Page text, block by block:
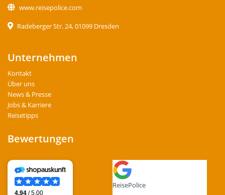
www.reisepolice.com
Radeberger Str. 24, 01099 Dresden
Unternehmen
Kontakt
Über uns
News & Presse
Jobs & Karriere
Reisetipps
Bewertungen
ReisePolice